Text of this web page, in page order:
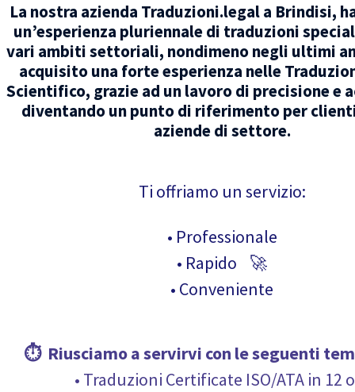
La nostra azienda Traduzioni.legal a Brindisi,
un’esperienza pluriennale di traduzioni
vari ambiti settoriali, nondimeno negli ultimi
acquisito una forte esperienza nelle
Scientifico, grazie ad un lavoro di precisione e
diventando un punto di riferimento per
aziende di settore.
Ti offriamo un servizio:
• Professionale
• Rapido 🚀
• Conveniente
⏱ Riusciamo a servirvi con le seguenti
• Traduzioni Certificate ISO/ATA in 12